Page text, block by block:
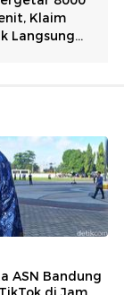
ASN Bandung